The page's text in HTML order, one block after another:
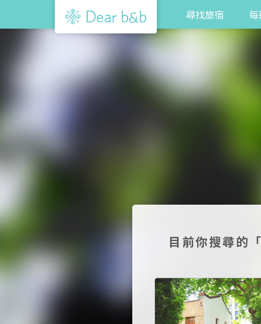
尋找旅宿 每
目前你搜尋的